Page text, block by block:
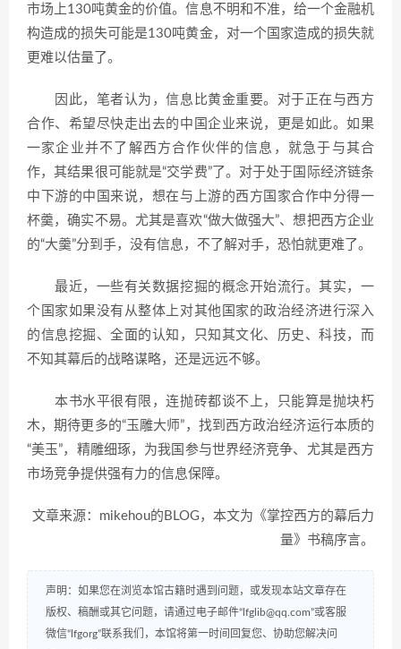
市场上130吨黄金的价值。信息不明和不准，给一个金融机
构造成的损失可能是130吨黄金，对一个国家造成的损失就
更难以估量了。
因此，笔者认为，信息比黄金重要。对于正在与西方
合作、希望尽快走出去的中国企业来说，更是如此。如果
一家企业并不了解西方合作伙伴的信息，就急于与其合
作，其结果很可能就是“交学费”了。对于处于国际经济链条
中下游的中国来说，想在与上游的西方国家合作中分得一
杯羹，确实不易。尤其是喜欢“做大做强大”、想把西方企业
的“大羹”分到手，没有信息，不了解对手，恐怕就更难了。
最近，一些有关数据挖掘的概念开始流行。其实，一
个国家如果没有从整体上对其他国家的政治经济进行深入
的信息挖掘、全面的认知，只知其文化、历史、科技，而
不知其幕后的战略谋略，还是远远不够。
本书水平很有限，连抛砖都谈不上，只能算是抛块朽
木，期待更多的“玉雕大师”，找到西方政治经济运行本质的
“美玉”，精雕细琢，为我国参与世界经济竞争、尤其是西方
市场竞争提供强有力的信息保障。
文章来源：mikehou的BLOG，本文为《掌控西方的幕后力
量》书稿序言。
声明：如果您在浏览本馆古籍时遇到问题，或发现本站文章存在
版权、稿酬或其它问题，请通过电子邮件“lfglib@qq.com”或客服
微信“lfgorg”联系我们，本馆将第一时间回复您、协助您解决问